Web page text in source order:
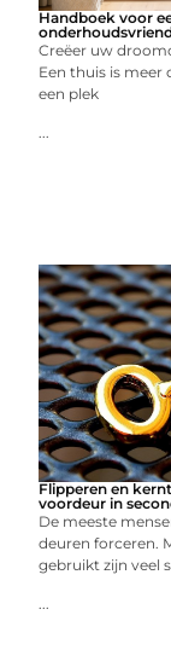
Handboek voor
Creëer uw
Een thuis is meer
een plek
...
Flipperen en
voordeur in
De meeste
deuren forceren.
gebruikt zijn veel
...